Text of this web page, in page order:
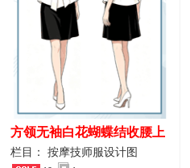
方领无袖白花蝴蝶结收腰上
衣 SPA会所接待工作制服设
栏目： 按摩技师服设计图